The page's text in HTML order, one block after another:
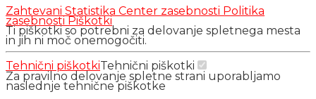
Zahtevani Statistika Center zasebnosti Politika
zasebnostiPiškotki
Ti piškotki so potrebni za delovanje spletnega mesta
in jih ni moč onemogočiti.
Tehnični piškotkiTehnični piškotki
Za pravilno delovanje spletne strani uporabljamo
naslednje tehnične piškotke